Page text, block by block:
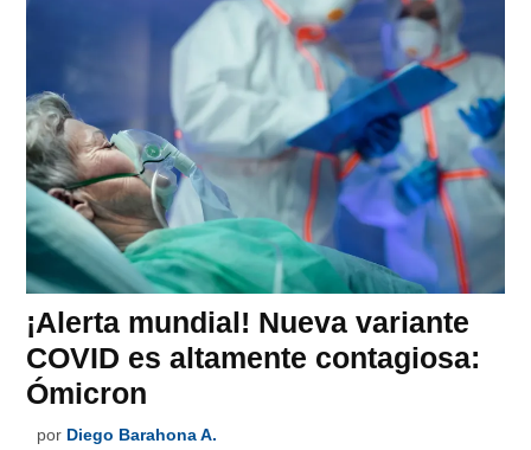
¡Alerta mundial! Nueva variante
COVID es altamente contagiosa:
Ómicron
por Diego Barahona A.